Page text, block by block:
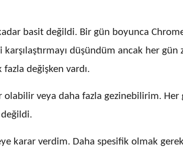
basit değildi. Bir gün boyunca
düşündüm ancak her
değişken vardı.
veya daha fazla gezinebilirim.
karar verdim. Daha spesifik olmak